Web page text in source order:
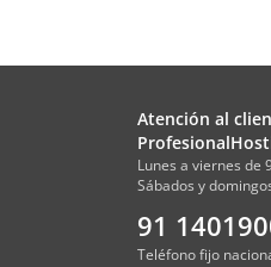
Atención al
Lunes a viernes de
Sábados y
91
Teléfono fijo